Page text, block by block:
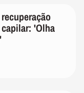
'Olha